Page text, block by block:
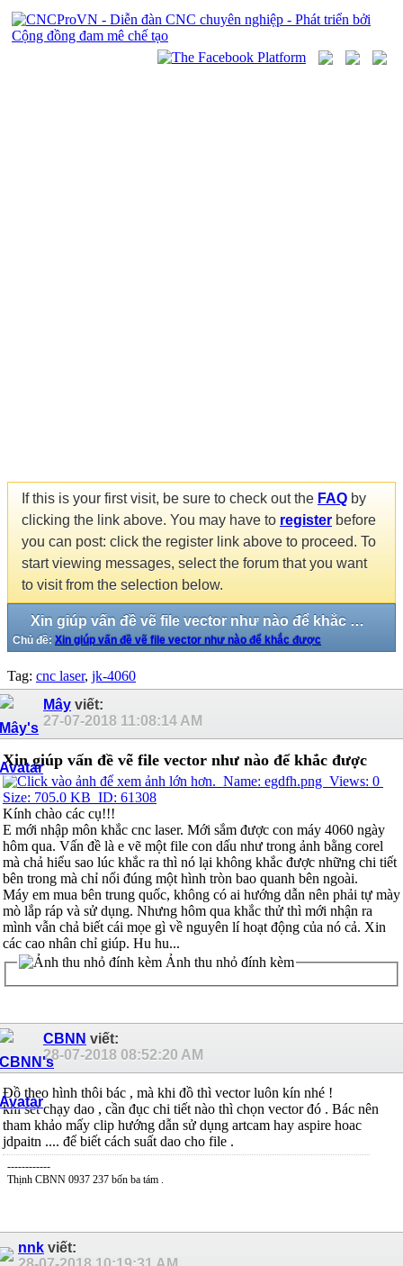
If this is your first visit, be sure to check out the FAQ by
clicking the link above. You may have to register before
you can post: click the register link above to proceed. To
start viewing messages, select the forum that you want
to visit from the selection below.
Xin giúp vấn đề vẽ file vector như nào để khắc được
Chủ đề: Xin giúp vấn đề vẽ file vector như nào để khắc được
Tag: cnc laser, jk-4060
Mây viết:
27-07-2018 11:08:14 AM
Xin giúp vấn đề vẽ file vector như nào để khắc được
Kính chào các cụ!!!
E mới nhập môn khắc cnc laser. Mới sắm được con máy 4060 ngày
hôm qua. Vấn đề là e vẽ một file con dấu như trong ảnh bằng corel
mà chả hiểu sao lúc khắc ra thì nó lại không khắc được những chi tiết
bên trong mà chỉ nổi đúng một hình tròn bao quanh bên ngoài.
Máy em mua bên trung quốc, không có ai hướng dẫn nên phải tự mày
mò lắp ráp và sử dụng. Nhưng hôm qua khắc thử thì mới nhận ra
mình vẫn chả biết cái mọe gì về nguyên lí hoạt động của nó cả. Xin
các cao nhân chỉ giúp. Hu hu...
Ảnh thu nhỏ đính kèm
CBNN viết:
28-07-2018 08:52:20 AM
Đồ theo hình thôi bác , mà khi đồ thì vector luôn kín nhé !
khi set chạy dao , cần đục chi tiết nào thì chọn vector đó . Bác nên
tham khảo mấy clip hướng dẫn sử dụng artcam hay aspire hoac
jdpaitn .... để biết cách suất dao cho file .
------------
Thịnh CBNN 0937 237 bốn ba tám .
nnk viết: